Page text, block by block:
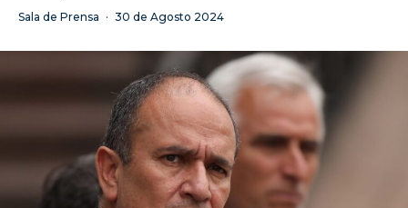
Sala de Prensa · 30 de Agosto 2024